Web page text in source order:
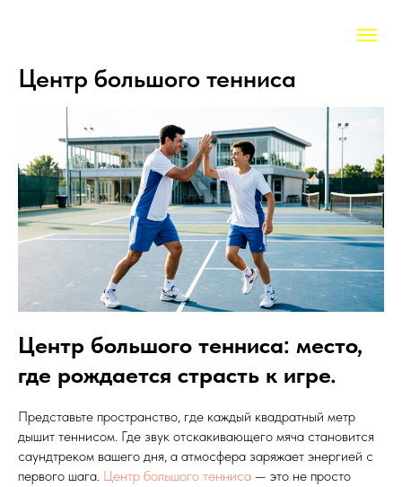
Центр большого тенниса
Центр большого тенниса: место,
где рождается страсть к игре.
Представьте пространство, где каждый квадратный метр
дышит теннисом. Где звук отскакивающего мяча становится
саундтреком вашего дня, а атмосфера заряжает энергией с
первого шага. Центр большого тенниса — это не просто